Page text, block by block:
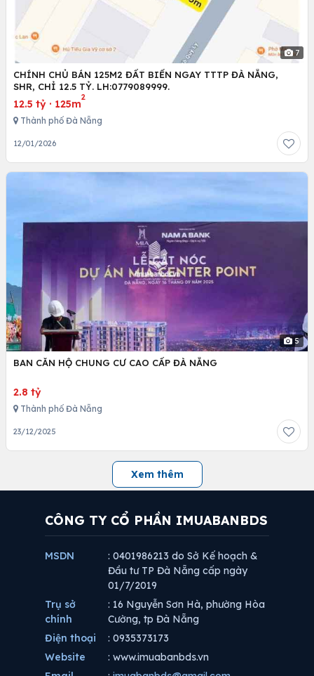
7
CHÍNH CHỦ BÁN 125M2 ĐẤT BIỂN NGAY TTTP ĐÀ NẴNG,
SHR, CHỈ 12.5 TỶ. LH:0779089999.
12.5 tỷ · 125m
2
Thành phố Đà Nẵng
12/01/2026
5
BAN CĂN HỘ CHUNG CƯ CAO CẤP ĐÀ NẴNG
2.8 tỷ
Thành phố Đà Nẵng
23/12/2025
Xem thêm
CÔNG TY CỔ PHẦN IMUABANBDS
MSDN
: 0401986213 do Sở Kế hoạch &
Đầu tư TP Đà Nẵng cấp ngày
01/7/2019
Trụ sở
chính
: 16 Nguyễn Sơn Hà, phường Hòa
Cường, tp Đà Nẵng
Điện thoại
: 0935373173
Website
: www.imuabanbds.vn